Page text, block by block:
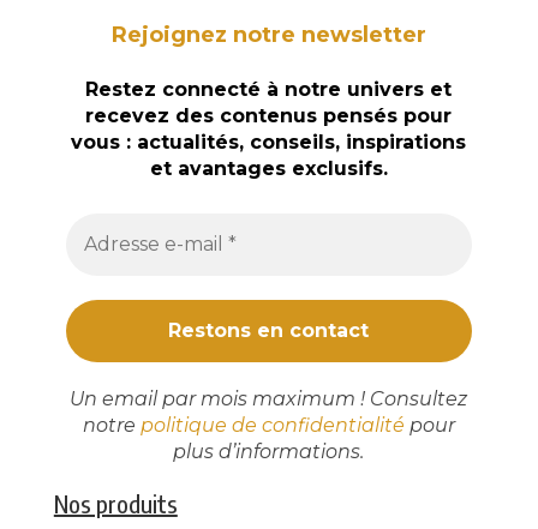
Rejoignez notre newsletter
Restez connecté à notre univers et
recevez des contenus pensés pour
vous : actualités, conseils, inspirations
et avantages exclusifs.
Un email par mois maximum ! Consultez
notre politique de confidentialité pour
plus d’informations.
Nos produits